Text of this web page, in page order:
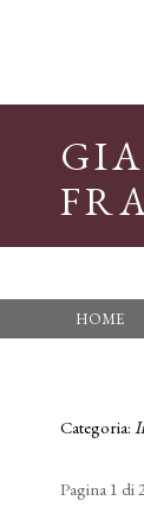
HOME
Categoria:
Pagina 1 di